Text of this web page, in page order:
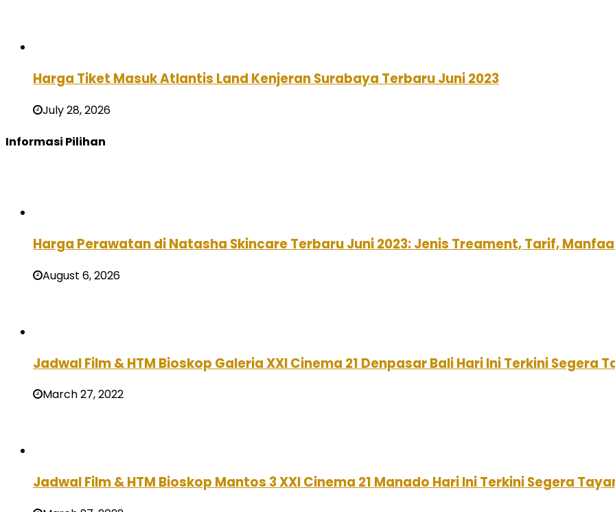
Harga Tiket Masuk Atlantis Land Kenjeran Surabaya Terbaru Juni 2023
July 28, 2026
Informasi Pilihan
Harga Perawatan di Natasha Skincare Terbaru Juni 2023: Jenis Treament, Tarif,
August 6, 2026
Jadwal Film & HTM Bioskop Galeria XXI Cinema 21 Denpasar Bali Hari Ini Terkini Segera
March 27, 2022
Jadwal Film & HTM Bioskop Mantos 3 XXI Cinema 21 Manado Hari Ini Terkini Segera